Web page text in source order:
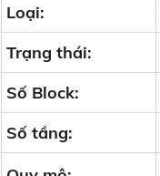
Loại:
Trạng thái:
Số Block:
Số tầng: